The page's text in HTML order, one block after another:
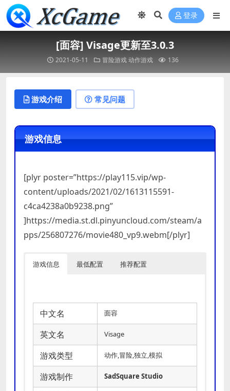
登录
[面容] Visage更新至3.0.3
2021-05-11 冒险游戏动作游戏 136
游戏介绍 常见问题
游戏信息
[plyr poster=”https://play115.vip/wp-
content/uploads/2021/02/1613115591-
c4ca4238a0b9238.png”
]https://media.st.dl.pinyuncloud.com/steam/a
pps/256807276/movie480_vp9.webm[/plyr]
游戏信息 最低配置 推荐配置
中文名 面容
英文名 Visage
游戏类型 动作,冒险,独立,模拟
游戏制作 SadSquare Studio